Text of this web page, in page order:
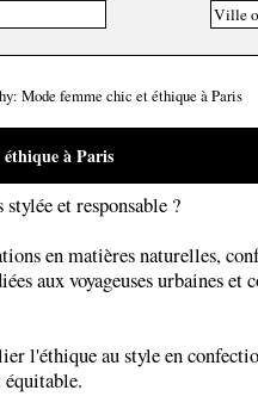
Mode femme chic et éthique à Paris
à Paris
et responsable ?
en matières naturelles,
aux voyageuses urbaines et
l'éthique au style en
équitable.